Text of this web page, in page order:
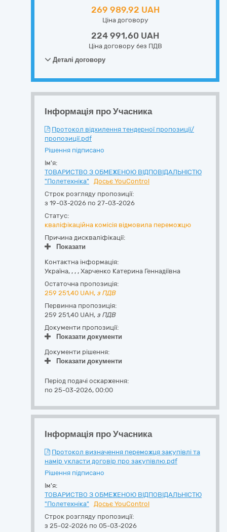
269 989,92 UAH
Ціна договору
224 991,60 UAH
Ціна договору без ПДВ
Деталі договору
Інформація про Учасника
Протокол відхилення тендерної пропозиції/
пропозиції.pdf
Рішення підписано
Ім'я:
ТОВАРИСТВО З ОБМЕЖЕНОЮ ВІДПОВІДАЛЬНІСТЮ
"Полетехніка"
Досьє YouControl
Строк розгляду пропозиції:
з 19-03-2026 по 27-03-2026
Статус:
кваліфікаційна комісія відмовила переможцю
Причина дискваліфікації:
Показати
Контактна інформація:
Україна, , , , Харченко Катерина Геннадіївна
Остаточна пропозиція:
259 251,40 UAH, з ПДВ
Первинна пропозиція:
259 251,40 UAH, з ПДВ
Документи пропозиції:
Показати документи
Документи рішення:
Показати документи
Період подачі оскарження:
по 25-03-2026, 00:00
Інформація про Учасника
Протокол визначення переможця закупівлі та
намір укласти договір про закупівлю.pdf
Рішення підписано
Ім'я:
ТОВАРИСТВО З ОБМЕЖЕНОЮ ВІДПОВІДАЛЬНІСТЮ
"Полетехніка"
Досьє YouControl
Строк розгляду пропозиції:
з 25-02-2026 по 05-03-2026